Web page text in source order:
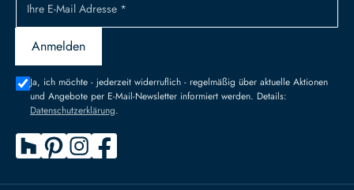
Ihre E-Mail Adresse *
Anmelden
Ja, ich möchte - jederzeit widerruflich - regelmäßig über aktuelle Aktionen
und Angebote per E-Mail-Newsletter informiert werden. Details:
Datenschutzerklärung.